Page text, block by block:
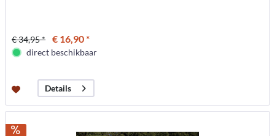
€ 34,95 * € 16,90 *
direct beschikbaar
Details